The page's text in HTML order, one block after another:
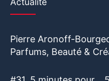
Pierre Aronoff-
Parfums, Beauté &